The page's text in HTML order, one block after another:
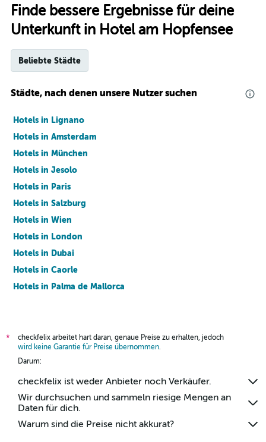
Finde bessere Ergebnisse für deine
Unterkunft in Hotel am Hopfensee
Beliebte Städte
Städte, nach denen unsere Nutzer suchen
Hotels in Lignano
Hotels in Amsterdam
Hotels in München
Hotels in Jesolo
Hotels in Paris
Hotels in Salzburg
Hotels in Wien
Hotels in London
Hotels in Dubai
Hotels in Caorle
Hotels in Palma de Mallorca
*
checkfelix arbeitet hart daran, genaue Preise zu erhalten, jedoch
wird keine Garantie für Preise übernommen.
Darum:
checkfelix ist weder Anbieter noch Verkäufer.
Wir durchsuchen und sammeln riesige Mengen an
Daten für dich.
Warum sind die Preise nicht akkurat?